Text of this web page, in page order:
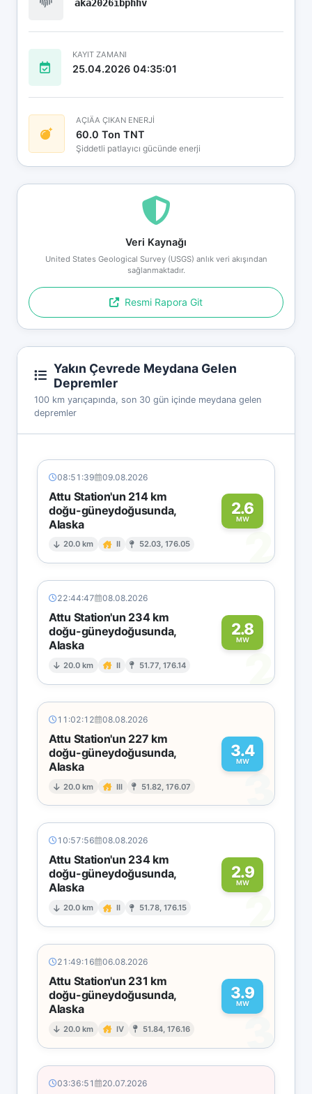
aka2026ibphhv
KAYIT ZAMANI
25.04.2026 04:35:01
AÇIÄA ÇIKAN ENERJİ
60.0 Ton TNT
Şiddetli patlayıcı gücünde enerji
Veri Kaynağı
United States Geological Survey (USGS) anlık veri akışından
sağlanmaktadır.
Resmi Rapora Git
Yakın Çevrede Meydana Gelen
Depremler
100 km yarıçapında, son 30 gün içinde meydana gelen
depremler
08:51:39 09.08.2026
Attu Station'un 214 km
doğu-güneydoğusunda,
Alaska
20.0 km II 52.03, 176.05
2.6
MW
2
22:44:47 08.08.2026
Attu Station'un 234 km
doğu-güneydoğusunda,
Alaska
20.0 km II 51.77, 176.14
2.8
MW
2
11:02:12 08.08.2026
Attu Station'un 227 km
doğu-güneydoğusunda,
Alaska
20.0 km III 51.82, 176.07
3.4
MW
3
10:57:56 08.08.2026
Attu Station'un 234 km
doğu-güneydoğusunda,
Alaska
20.0 km II 51.78, 176.15
2.9
MW
2
21:49:16 06.08.2026
Attu Station'un 231 km
doğu-güneydoğusunda,
Alaska
20.0 km IV 51.84, 176.16
3.9
MW
3
03:36:51 20.07.2026